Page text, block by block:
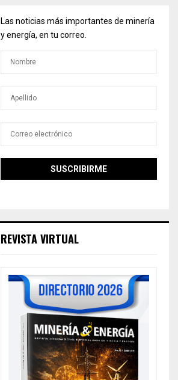
Las noticias más importantes de minería
y energía, en tu correo.
REVISTA VIRTUAL